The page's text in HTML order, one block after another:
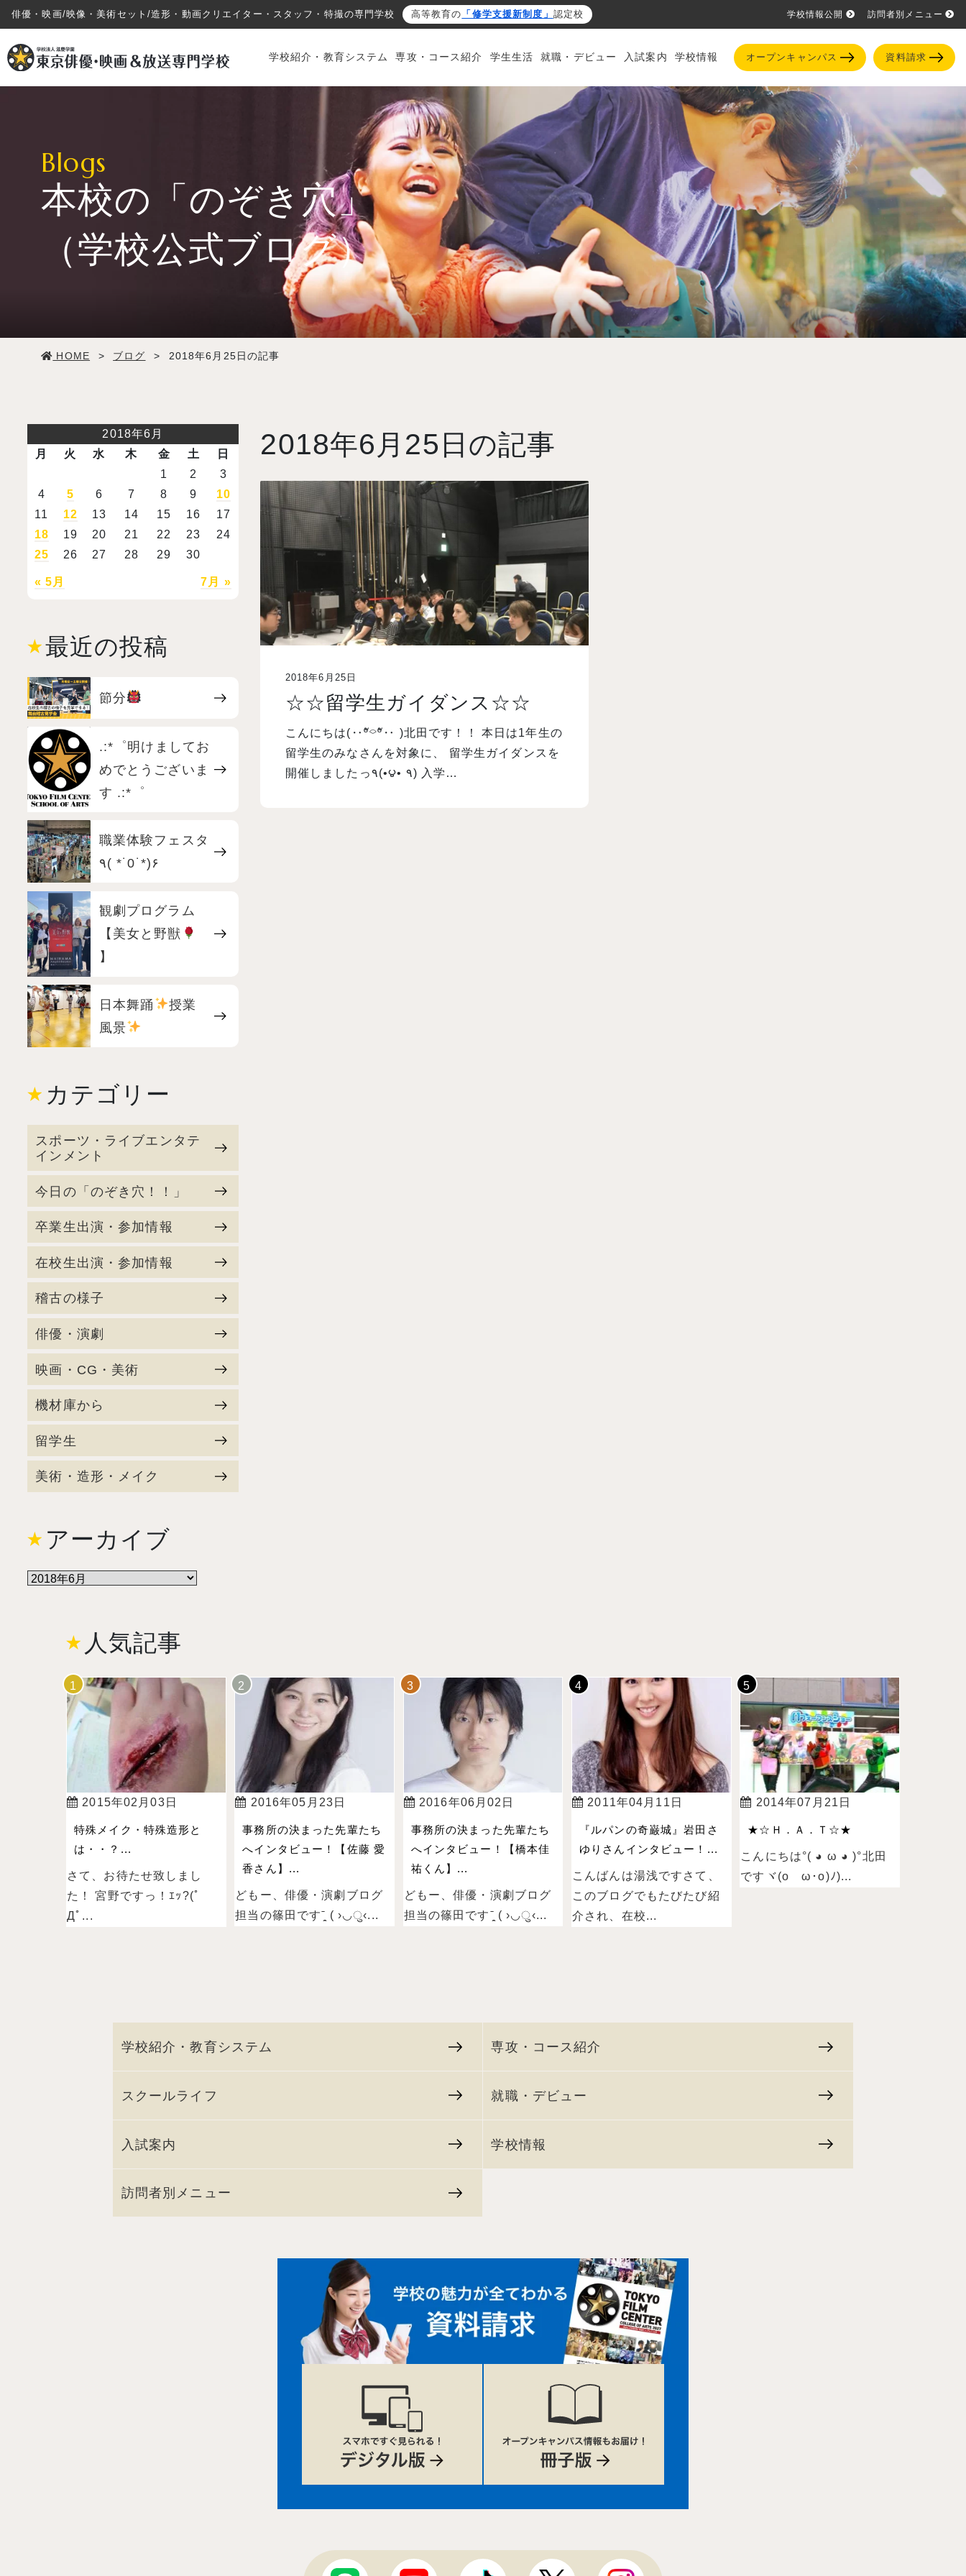
俳優・映画/映像・美術セット/造形・動画クリエイター・スタッフ・特撮の専門学校 高等教育の 「修学支援新制度」 認定校 学校情報公開 訪問者別メニュー
学校紹介・教育システム 専攻・コース紹介 学生生活 就職・デビュー 入試案内 学校情報 オープンキャンパス 資料請求
専攻・コース紹介
入試案内
オープンキャンパス
訪問者別メニュー
Blogs
本校の「のぞき穴」
（学校公式ブログ）
HOME > ブログ > 2018年6月25日の記事
2018年6 月 25 日の記事
2018年6月25日
☆☆留学生ガイダンス☆☆
こんにちは(‥ºั⌔ºั‥ )北田です！！ 本日は1年生の
留学生のみなさんを対象に、 留学生ガイダンスを
開催しましたっ٩(•౪• ٩) 入学…
2018年6月
月
火 水 木 金 土 日
« 5月 7月 »
1 2
3
4
5 6 7 8 9
10
11
12 13 14 15 16
17
18
19 20 21 22 23
24
25
26 27 28 29 30
最近の投稿
節分
.:*゜明けましてお
めでとうございま
す .:*゜
職業体験フェスタ
٩( *˙0˙*)۶
観劇プログラム
【美女と野獣
】
日本舞踊
授業
風景
カテゴリー
スポーツ・ライブエンタテ
インメント
今日の「のぞき穴！！」
卒業生出演・参加情報
在校生出演・参加情報
稽古の様子
俳優・演劇
映画・CG・美術
機材庫から
留学生
美術・造形・メイク
アーカイブ
人気記事
2015年02月03日
特殊メイク・特殊造形と
は・・？...
さて、お待たせ致しまし
た！ 宮野ですっ！ｴｯ?(ﾟ
Дﾟ...
2016年05月23日
事務所の決まった先輩たち
へインタビュー！【佐藤 愛
香さん】...
どもー、俳優・演劇ブログ
担当の篠田ですˉ̞̭ ( ›◡ु‹...
2016年06月02日
事務所の決まった先輩たち
へインタビュー！【橋本佳
祐くん】...
どもー、俳優・演劇ブログ
担当の篠田ですˉ̞̭ ( ›◡ु‹...
2011年04月11日
『ルパンの奇巌城』岩田さ
ゆりさんインタビュー！...
こんばんは湯浅ですさて、
このブログでもたびたび紹
介され、在校...
2014年07月21日
★☆Ｈ．Ａ．Ｔ☆★
こんにちは°( ◕ ω ◕ )°北田
ですヾ(oゝω･o)ﾉ)...
学校紹介・教育システム 専攻・コース紹介
スクールライフ 就職・デビュー
入試案内 学校情報
訪問者別メニュー